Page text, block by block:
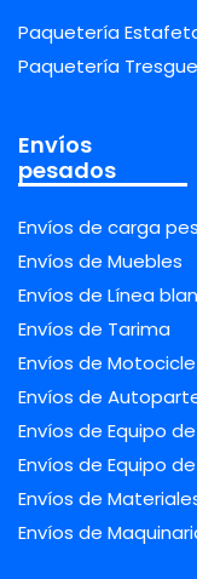
Paquetería
Paquetería
Envíos
pesados
Envíos de carga
Envíos de Muebles
Envíos de Línea
Envíos de Tarima
Envíos de
Envíos de
Envíos de Equipo
Envíos de Equipo
Envíos de
Envíos de